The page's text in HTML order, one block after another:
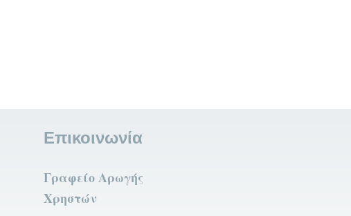
Επικοινωνία
Γραφείο Αρωγής
Χρηστών